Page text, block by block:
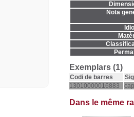
Nota
Exemplars (1)
Codi de barres
13010000016883
Dans le même